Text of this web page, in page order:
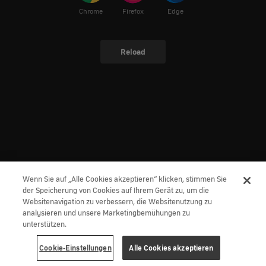
Chrome Firefox Edge
Reload
Wenn Sie auf „Alle Cookies akzeptieren“ klicken, stimmen Sie
der Speicherung von Cookies auf Ihrem Gerät zu, um die
Websitenavigation zu verbessern, die Websitenutzung zu
analysieren und unsere Marketingbemühungen zu
unterstützen.
Cookie-Einstellungen Alle Cookies akzeptieren